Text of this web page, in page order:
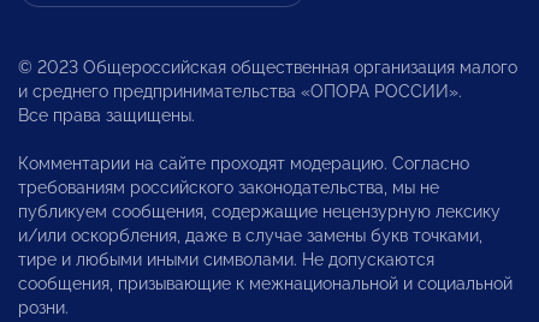
© 2023 Общероссийская общественная организация малого
и среднего предпринимательства «ОПОРА РОССИИ».
Все права защищены.
Комментарии на сайте проходят модерацию. Согласно
требованиям российского законодательства, мы не
публикуем сообщения, содержащие нецензурную лексику
и/или оскорбления, даже в случае замены букв точками,
тире и любыми иными символами. Не допускаются
сообщения, призывающие к межнациональной и социальной
розни.